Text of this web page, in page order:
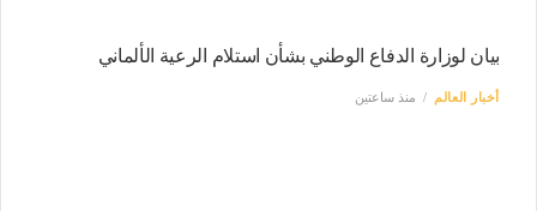
بيان لوزارة الدفاع الوطني بشأن استلام الرعية الألماني
أخبار العالم منذ ساعتين